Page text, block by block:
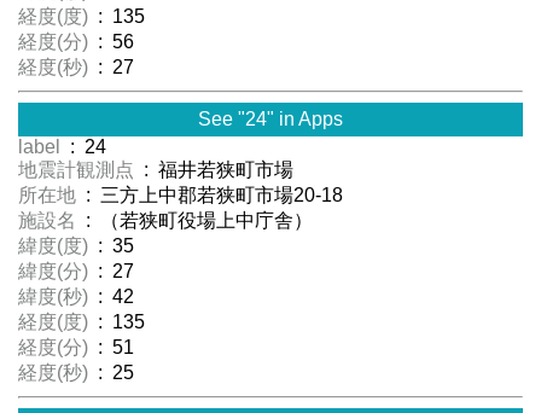
経度(度) : 135
経度(分) : 56
経度(秒) : 27
See "24" in Apps
label
: 24
地震計観測点 : 福井若狭町市場
所在地 : 三方上中郡若狭町市場20-18
施設名
: （若狭町役場上中庁舎）
緯度(度) : 35
緯度(分) : 27
緯度(秒) : 42
経度(度) : 135
経度(分) : 51
経度(秒) : 25